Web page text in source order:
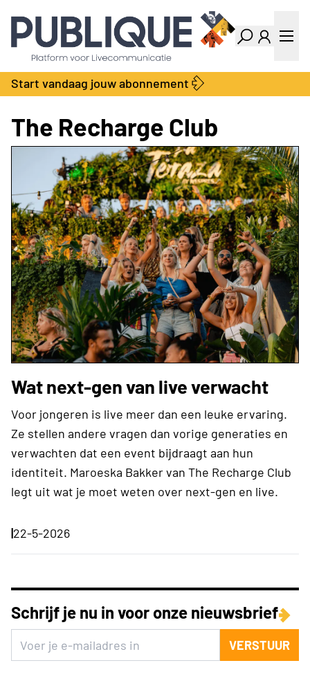
Industry Dashboard
Vacatures
Kalender
Producten
Bedrijvengids
Locatie Finder
Contact
Over ons
Adverteren
Abonnementen
Start vandaag jouw abonnement
The Recharge Club
Wat next-gen van live verwacht
Voor jongeren is live meer dan een leuke ervaring.
Ze stellen andere vragen dan vorige generaties en
verwachten dat een event bijdraagt aan hun
identiteit. Maroeska Bakker van The Recharge Club
legt uit wat je moet weten over next-gen en live.
|22-5-2026
Schrijf je nu in voor onze nieuwsbrief
VERSTUUR